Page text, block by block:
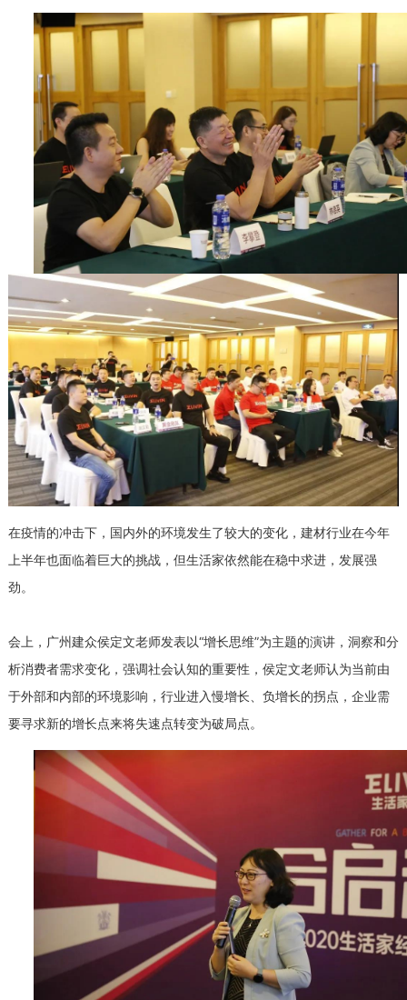
在疫情的冲击下，国内外的环境发生了较大的变化，建材行业在今年
上半年也面临着巨大的挑战，但生活家依然能在稳中求进，发展强
劲。
会上，广州建众侯定文老师发表以“增长思维”为主题的演讲，洞察和分
析消费者需求变化，强调社会认知的重要性，侯定文老师认为当前由
于外部和内部的环境影响，行业进入慢增长、负增长的拐点，企业需
要寻求新的增长点来将失速点转变为破局点。